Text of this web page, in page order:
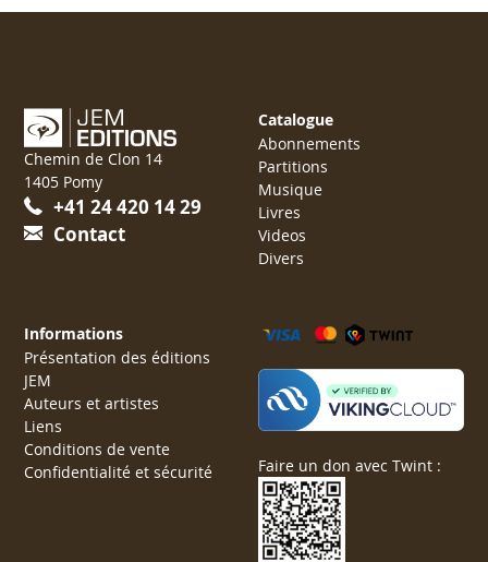
Chemin de Clon 14
1405 Pomy
+41 24 420 14 29
Contact
Catalogue
Abonnements
Partitions
Musique
Livres
Videos
Divers
Informations
Présentation des éditions
JEM
Auteurs et artistes
Liens
Conditions de vente
Confidentialité et sécurité
Faire un don avec Twint :